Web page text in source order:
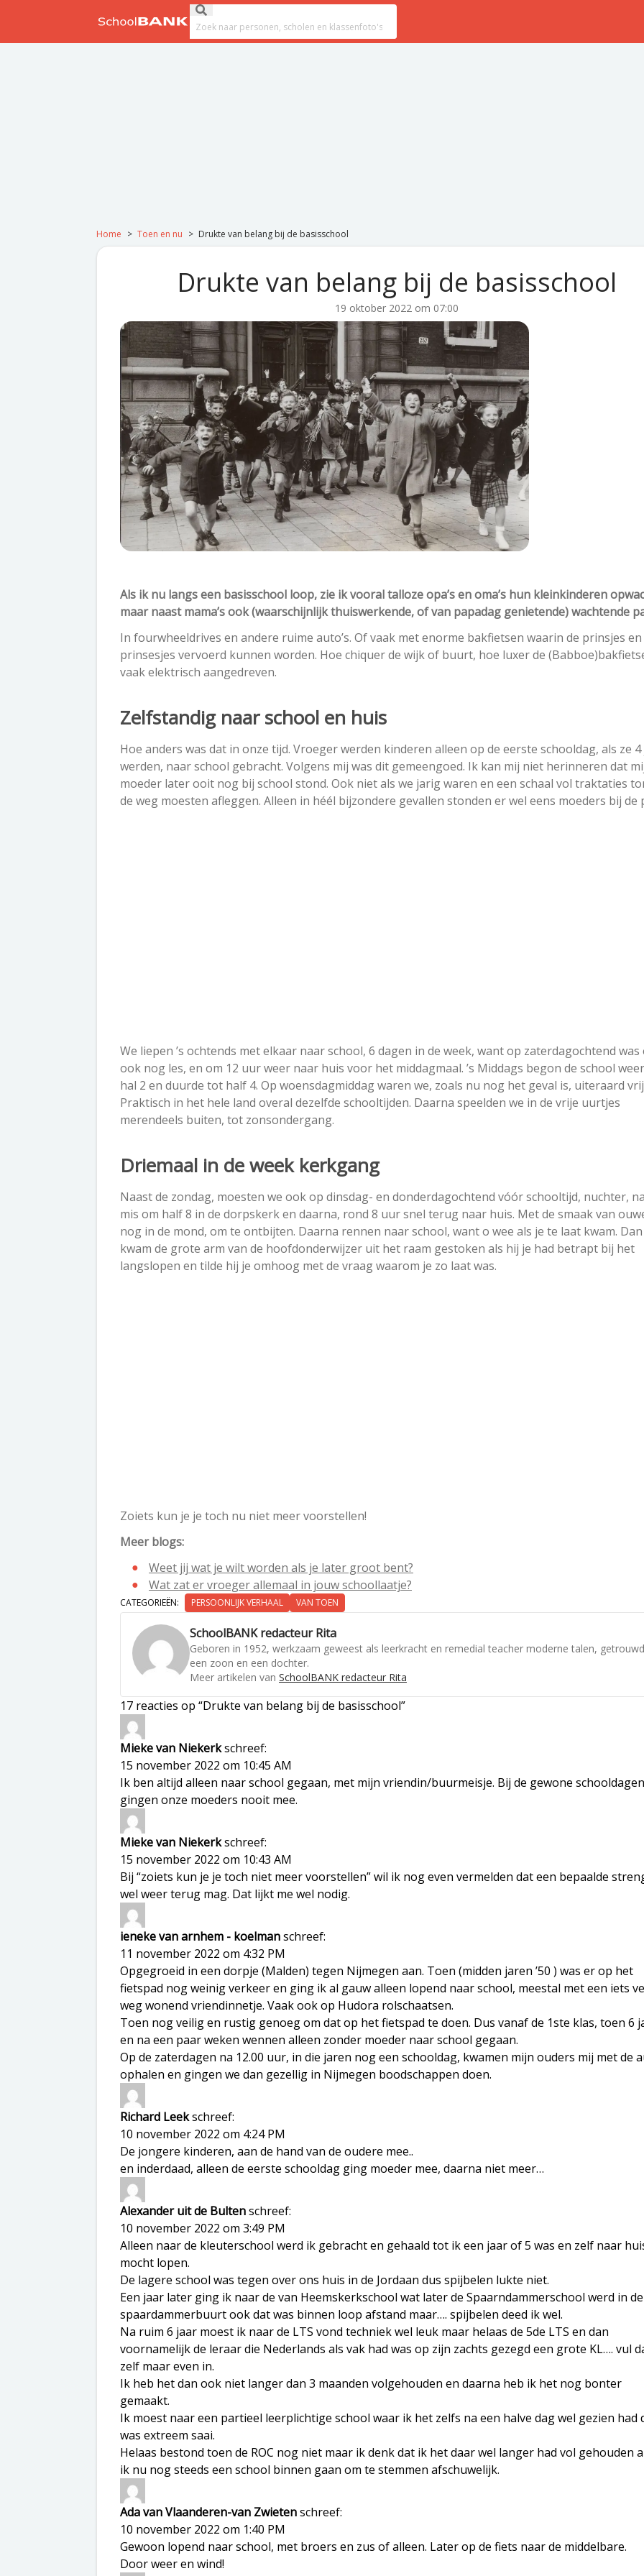
Submit search
Search field
Home > Toen en nu > Drukte van belang bij de basisschool
Drukte van belang bij de basisschool
19 oktober 2022 om 07:00
Als ik nu langs een basisschool loop, zie ik vooral talloze opa’s en oma’s hun kleinkinderen
maar naast mama’s ook (waarschijnlijk thuiswerkende, of van papadag genietende) wachtende
In fourwheeldrives en andere ruime auto’s. Of vaak met enorme bakfietsen waarin de prinsjes en
prinsesjes vervoerd kunnen worden. Hoe chiquer de wijk of buurt, hoe luxer de
vaak elektrisch aangedreven.
Zelfstandig naar school en huis
Hoe anders was dat in onze tijd. Vroeger werden kinderen alleen op de eerste schooldag, als ze
werden, naar school gebracht. Volgens mij was dit gemeengoed. Ik kan mij niet herinneren dat
moeder later ooit nog bij school stond. Ook niet als we jarig waren en een schaal vol traktaties
de weg moesten afleggen. Alleen in héél bijzondere gevallen stonden er wel eens moeders bij de
We liepen ’s ochtends met elkaar naar school, 6 dagen in de week, want op zaterdagochtend was
ook nog les, en om 12 uur weer naar huis voor het middagmaal. ’s Middags begon de school
hal 2 en duurde tot half 4. Op woensdagmiddag waren we, zoals nu nog het geval is, uiteraard
Praktisch in het hele land overal dezelfde schooltijden. Daarna speelden we in de vrije uurtjes
merendeels buiten, tot zonsondergang.
Driemaal in de week kerkgang
Naast de zondag, moesten we ook op dinsdag- en donderdagochtend vóór schooltijd, nuchter,
mis om half 8 in de dorpskerk en daarna, rond 8 uur snel terug naar huis. Met de smaak van
nog in de mond, om te ontbijten. Daarna rennen naar school, want o wee als je te laat kwam. Dan
kwam de grote arm van de hoofdonderwijzer uit het raam gestoken als hij je had betrapt bij het
langslopen en tilde hij je omhoog met de vraag waarom je zo laat was.
Zoiets kun je je toch nu niet meer voorstellen!
Meer blogs:
Weet jij wat je wilt worden als je later groot bent?
Wat zat er vroeger allemaal in jouw schoollaatje?
CATEGORIEËN: PERSOONLIJK VERHAAL VAN TOEN
SchoolBANK redacteur Rita
Geboren in 1952, werkzaam geweest als leerkracht en remedial teacher moderne talen,
een zoon en een dochter.
Meer artikelen van SchoolBANK redacteur Rita
17 reacties op “Drukte van belang bij de basisschool”
Mieke van Niekerkschreef:
15 november 2022 om 10:45 AM
Ik ben altijd alleen naar school gegaan, met mijn vriendin/buurmeisje. Bij de gewone schooldagen
gingen onze moeders nooit mee.
Mieke van Niekerkschreef:
15 november 2022 om 10:43 AM
Bij “zoiets kun je je toch niet meer voorstellen” wil ik nog even vermelden dat een bepaalde
wel weer terug mag. Dat lijkt me wel nodig.
ieneke van arnhem - koelmanschreef:
11 november 2022 om 4:32 PM
Opgegroeid in een dorpje (Malden) tegen Nijmegen aan. Toen (midden jaren ’50 ) was er op het
fietspad nog weinig verkeer en ging ik al gauw alleen lopend naar school, meestal met een iets
weg wonend vriendinnetje. Vaak ook op Hudora rolschaatsen.
Toen nog veilig en rustig genoeg om dat op het fietspad te doen. Dus vanaf de 1ste klas, toen 6
en na een paar weken wennen alleen zonder moeder naar school gegaan.
Op de zaterdagen na 12.00 uur, in die jaren nog een schooldag, kwamen mijn ouders mij met de
ophalen en gingen we dan gezellig in Nijmegen boodschappen doen.
Richard Leekschreef:
10 november 2022 om 4:24 PM
De jongere kinderen, aan de hand van de oudere mee..
en inderdaad, alleen de eerste schooldag ging moeder mee, daarna niet meer…
Alexander uit de Bultenschreef:
10 november 2022 om 3:49 PM
Alleen naar de kleuterschool werd ik gebracht en gehaald tot ik een jaar of 5 was en zelf naar
mocht lopen.
De lagere school was tegen over ons huis in de Jordaan dus spijbelen lukte niet.
Een jaar later ging ik naar de van Heemskerkschool wat later de Spaarndammerschool werd in de
spaardammerbuurt ook dat was binnen loop afstand maar…. spijbelen deed ik wel.
Na ruim 6 jaar moest ik naar de LTS vond techniek wel leuk maar helaas de 5de LTS en dan
voornamelijk de leraar die Nederlands als vak had was op zijn zachts gezegd een grote KL…. vul
zelf maar even in.
Ik heb het dan ook niet langer dan 3 maanden volgehouden en daarna heb ik het nog bonter
gemaakt.
Ik moest naar een partieel leerplichtige school waar ik het zelfs na een halve dag wel gezien had
was extreem saai.
Helaas bestond toen de ROC nog niet maar ik denk dat ik het daar wel langer had vol gehouden
ik nu nog steeds een school binnen gaan om te stemmen afschuwelijk.
Ada van Vlaanderen-van Zwietenschreef:
10 november 2022 om 1:40 PM
Gewoon lopend naar school, met broers en zus of alleen. Later op de fiets naar de middelbare.
Door weer en wind!